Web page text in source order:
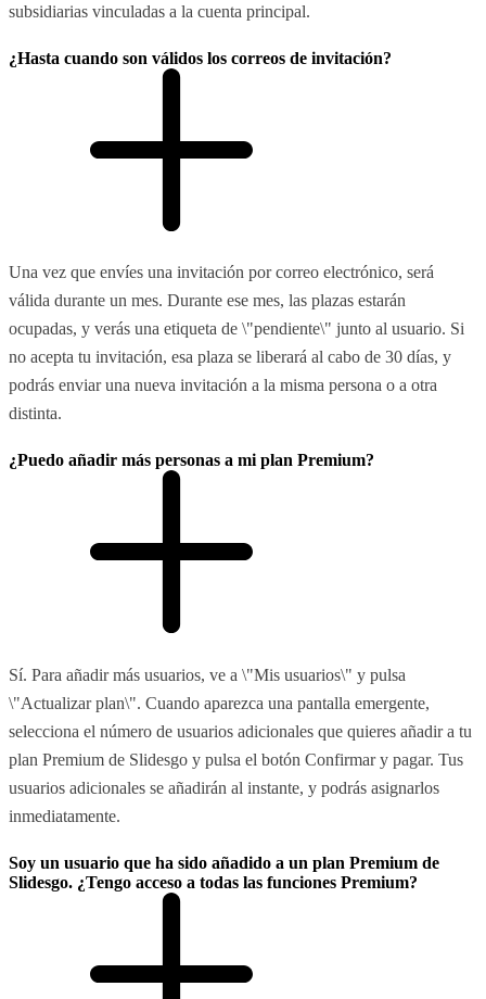
subsidiarias vinculadas a la cuenta principal.
¿Hasta cuando son válidos los correos de invitación?
Una vez que envíes una invitación por correo electrónico, será
válida durante un mes. Durante ese mes, las plazas estarán
ocupadas, y verás una etiqueta de \"pendiente\" junto al usuario. Si
no acepta tu invitación, esa plaza se liberará al cabo de 30 días, y
podrás enviar una nueva invitación a la misma persona o a otra
distinta.
¿Puedo añadir más personas a mi plan Premium?
Sí. Para añadir más usuarios, ve a \"Mis usuarios\" y pulsa
\"Actualizar plan\". Cuando aparezca una pantalla emergente,
selecciona el número de usuarios adicionales que quieres añadir a tu
plan Premium de Slidesgo y pulsa el botón Confirmar y pagar. Tus
usuarios adicionales se añadirán al instante, y podrás asignarlos
inmediatamente.
Soy un usuario que ha sido añadido a un plan Premium de
Slidesgo. ¿Tengo acceso a todas las funciones Premium?